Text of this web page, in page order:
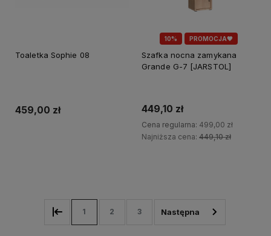
Toaletka Sophie 08
459,00 zł
10% PROMOCJA🖤
Szafka nocna zamykana
Grande G-7 [JARSTOL]
449,10 zł
Cena regularna: 499,00 zł
Najniższa cena: 449,10 zł
1 2 3